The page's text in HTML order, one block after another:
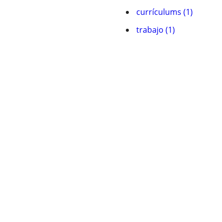
currículums (1)
trabajo (1)